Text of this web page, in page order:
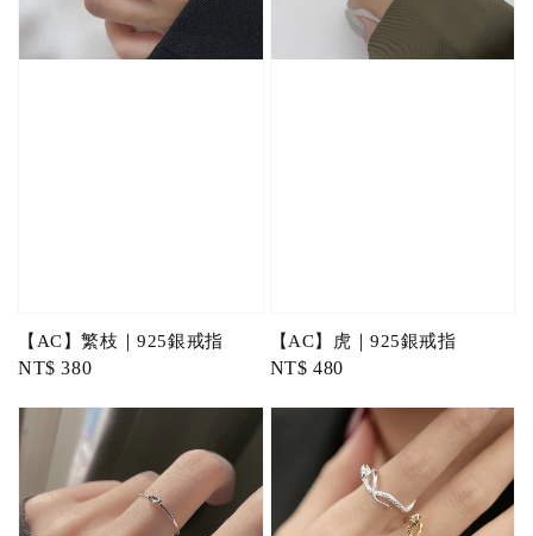
【AC】繁枝｜925銀戒指
Regular
NT$ 380
【AC】虎｜925銀戒指
Regular
NT$ 480